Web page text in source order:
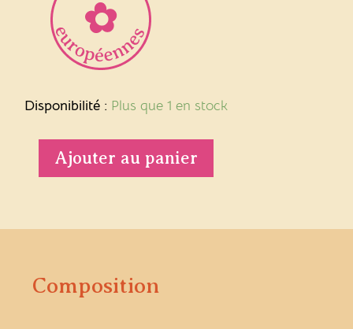
Disponibilité : Plus que 1 en stock
de
fleurie
parfumAjouter au panier
Composition